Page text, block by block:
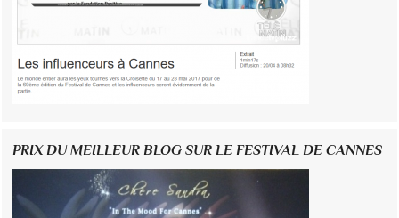
PRIX DU MEILLEUR BLOG SUR LE FESTIVAL DE CANNES